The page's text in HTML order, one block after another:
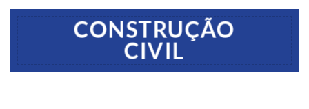
CONSTRUÇÃO
CIVIL